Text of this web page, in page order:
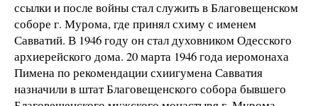
ссылки и после войны стал служить в Благовещенском
соборе г. Мурома, где принял схиму с именем
Савватий. В 1946 году он стал духовником Одесского
архиерейского дома. 20 марта 1946 года иеромонаха
Пимена по рекомендации схиигумена Савватия
назначили в штат Благовещенского собора бывшего